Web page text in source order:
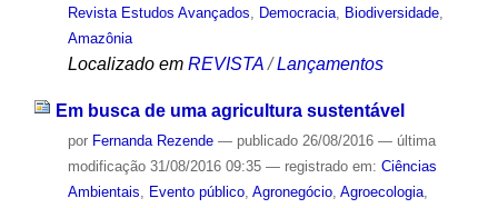
Revista Estudos Avançados
Democracia, Biodiversidade,
Amazônia
Localizado em REVISTA /Lançamentos
Em busca de uma agricultura sustentável
por Fernanda Rezende — publicado26/08/2016 — última
modificação31/08/2016 09:35 — registrado em: Ciências
Ambientais, Evento público, Agronegócio, Agroecologia,